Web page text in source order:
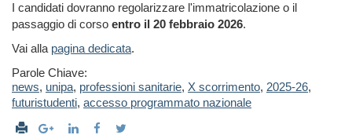
I candidati dovranno regolarizzare l'immatricolazione o il
passaggio di corso entro il 20 febbraio 2026.
Vai alla pagina dedicata.
Parole Chiave:
news, unipa, professioni sanitarie, X scorrimento, 2025-26,
futuristudenti, accesso programmato nazionale